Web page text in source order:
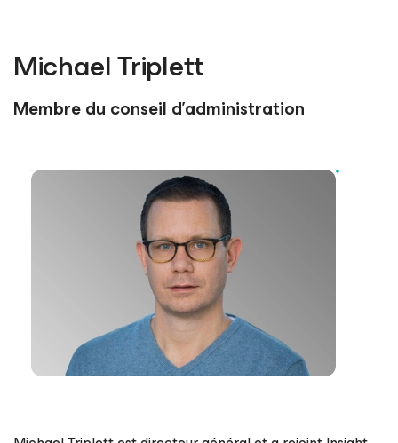
Michael Triplett
Membre du conseil d’administration